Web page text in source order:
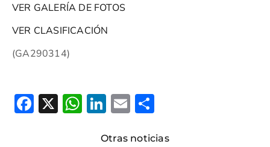
VER GALERÍA DE FOTOS
VER CLASIFICACIÓN
(GA290314)
Facebook
X WhatsApp
LinkedIn
Email
Otras noticias